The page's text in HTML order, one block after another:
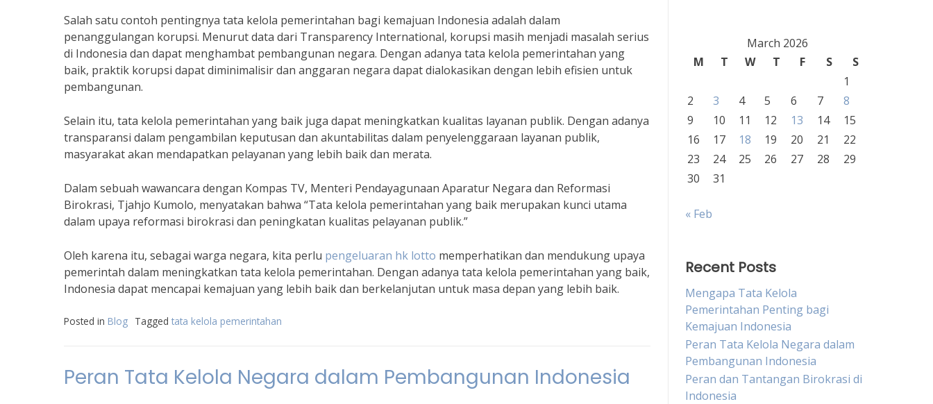
Salah satu contoh pentingnya tata kelola pemerintahan bagi kemajuan Indonesia adalah dalam
penanggulangan korupsi. Menurut data dari Transparency International, korupsi masih menjadi masalah serius
di Indonesia dan dapat menghambat pembangunan negara. Dengan adanya tata kelola pemerintahan yang
baik, praktik korupsi dapat diminimalisir dan anggaran negara dapat dialokasikan dengan lebih efisien untuk
pembangunan.
Selain itu, tata kelola pemerintahan yang baik juga dapat meningkatkan kualitas layanan publik. Dengan adanya
transparansi dalam pengambilan keputusan dan akuntabilitas dalam penyelenggaraan layanan publik,
masyarakat akan mendapatkan pelayanan yang lebih baik dan merata.
Dalam sebuah wawancara dengan Kompas TV, Menteri Pendayagunaan Aparatur Negara dan Reformasi
Birokrasi, Tjahjo Kumolo, menyatakan bahwa “Tata kelola pemerintahan yang baik merupakan kunci utama
dalam upaya reformasi birokrasi dan peningkatan kualitas pelayanan publik.”
Oleh karena itu, sebagai warga negara, kita perlu pengeluaran hk lotto memperhatikan dan mendukung upaya
pemerintah dalam meningkatkan tata kelola pemerintahan. Dengan adanya tata kelola pemerintahan yang baik,
Indonesia dapat mencapai kemajuan yang lebih baik dan berkelanjutan untuk masa depan yang lebih baik.
Posted in Blog Tagged tata kelola pemerintahan
Peran Tata Kelola Negara dalam Pembangunan Indonesia
March 2026
M
T W T F S
S
1
2
3 4 5 6 7
8
9
10 11 12 13 14
15
16
17 18 19 20 21
22
23
24 25 26 27 28
29
30
31
« Feb
Recent Posts
Mengapa Tata Kelola
Pemerintahan Penting bagi
Kemajuan Indonesia
Peran Tata Kelola Negara dalam
Pembangunan Indonesia
Peran dan Tantangan Birokrasi di
Indonesia